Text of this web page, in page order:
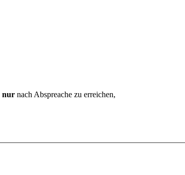
nur nach Abspreache zu erreichen,